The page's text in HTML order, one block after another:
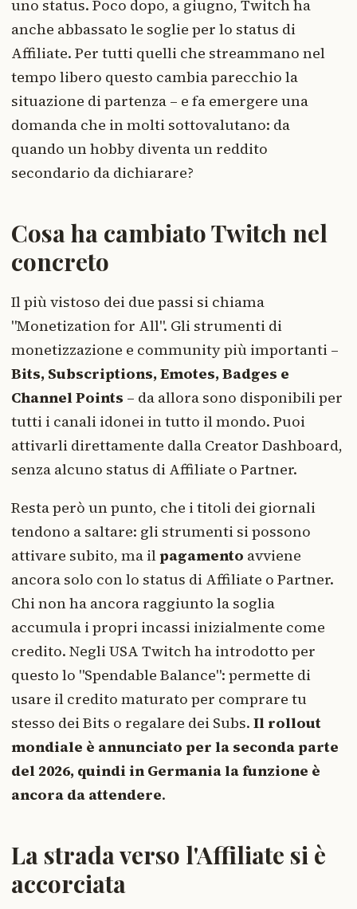
uno status. Poco dopo, a giugno, Twitch ha
anche abbassato le soglie per lo status di
Affiliate. Per tutti quelli che streammano nel
tempo libero questo cambia parecchio la
situazione di partenza – e fa emergere una
domanda che in molti sottovalutano: da
quando un hobby diventa un reddito
secondario da dichiarare?
Cosa ha cambiato Twitch nel
concreto
Il più vistoso dei due passi si chiama
"Monetization for All". Gli strumenti di
monetizzazione e community più importanti –
Bits, Subscriptions, Emotes, Badges e
Channel Points – da allora sono disponibili per
tutti i canali idonei in tutto il mondo. Puoi
attivarli direttamente dalla Creator Dashboard,
senza alcuno status di Affiliate o Partner.
Resta però un punto, che i titoli dei giornali
tendono a saltare: gli strumenti si possono
attivare subito, ma ilpagamento avviene
ancora solo con lo status di Affiliate o Partner.
Chi non ha ancora raggiunto la soglia
accumula i propri incassi inizialmente come
credito. Negli USA Twitch ha introdotto per
questo lo "Spendable Balance": permette di
usare il credito maturato per comprare tu
stesso dei Bits o regalare dei Subs. Il rollout
mondiale è annunciato per la seconda parte
del 2026, quindi in Germania la funzione è
ancora da attendere.
La strada verso l'Affiliate si è
accorciata